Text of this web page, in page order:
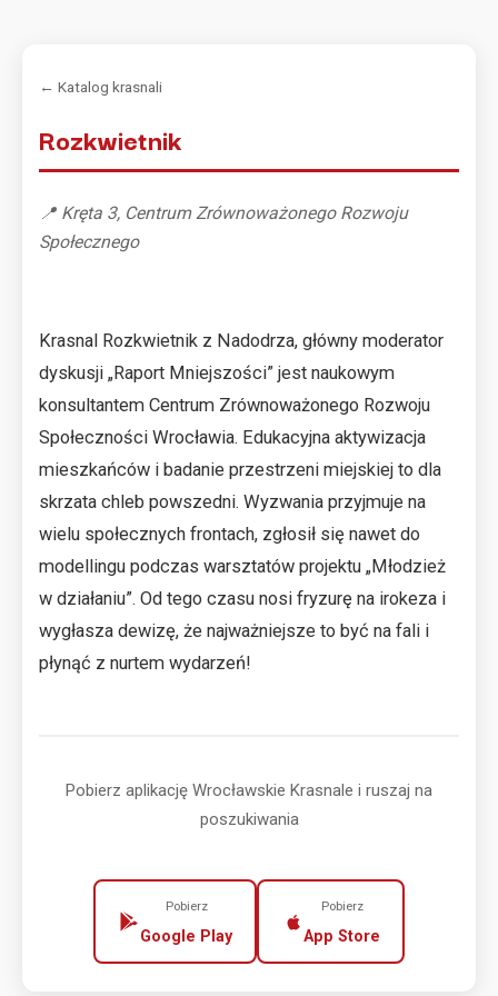
← Katalog krasnali
Rozkwietnik
📍 Kręta 3, Centrum Zrównoważonego Rozwoju
Społecznego
Krasnal Rozkwietnik z Nadodrza, główny moderator
dyskusji „Raport Mniejszości” jest naukowym
konsultantem Centrum Zrównoważonego Rozwoju
Społeczności Wrocławia. Edukacyjna aktywizacja
mieszkańców i badanie przestrzeni miejskiej to dla
skrzata chleb powszedni. Wyzwania przyjmuje na
wielu społecznych frontach, zgłosił się nawet do
modellingu podczas warsztatów projektu „Młodzież
w działaniu”. Od tego czasu nosi fryzurę na irokeza i
wygłasza dewizę, że najważniejsze to być na fali i
płynąć z nurtem wydarzeń!
Pobierz aplikację Wrocławskie Krasnale i ruszaj na
poszukiwania
Pobierz
Google Play
Pobierz
App Store